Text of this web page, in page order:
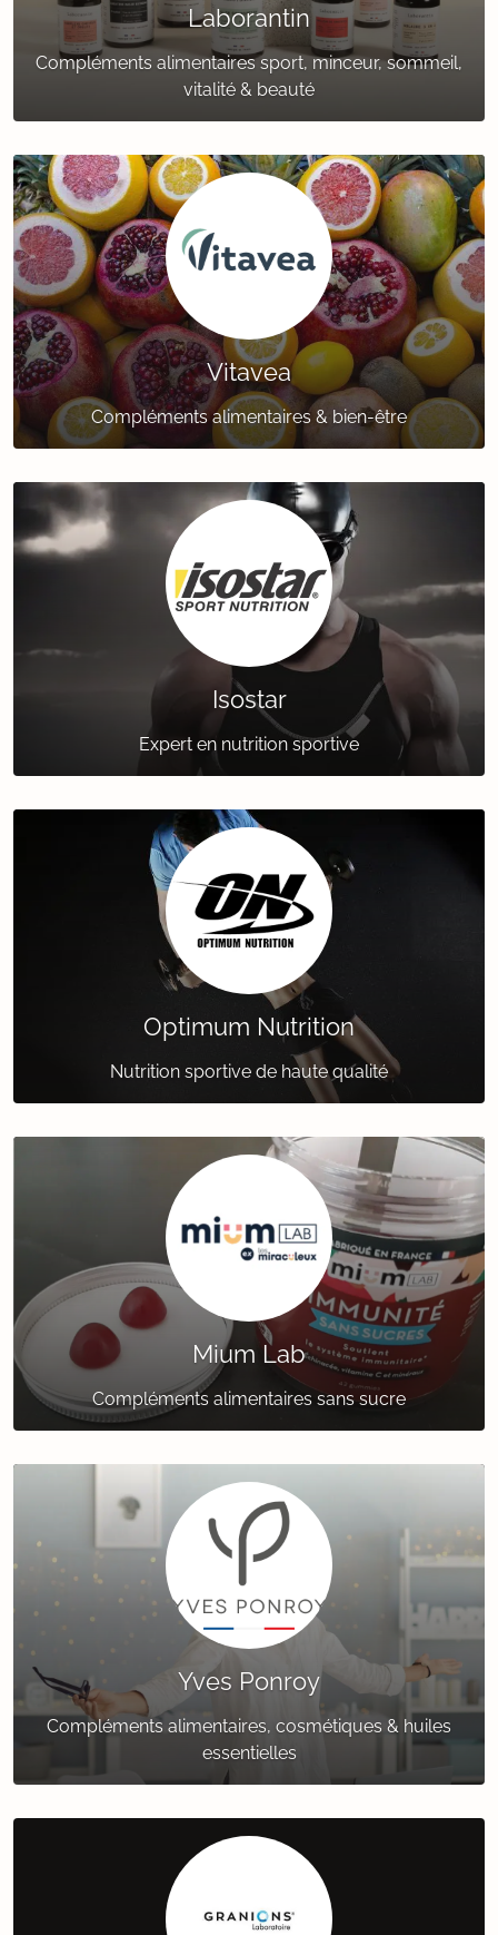
Laborantin
Compléments alimentaires sport, minceur, sommeil,
vitalité & beauté
Vitavea
Compléments alimentaires & bien-être
Isostar
Expert en nutrition sportive
Optimum Nutrition
Nutrition sportive de haute qualité
Mium Lab
Compléments alimentaires sans sucre
Yves Ponroy
Compléments alimentaires, cosmétiques & huiles
essentielles